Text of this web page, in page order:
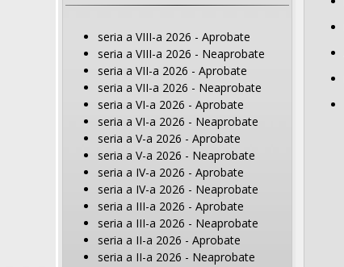
seria a VIII-a 2026 - Aprobate
seria a VIII-a 2026 - Neaprobate
seria a VII-a 2026 - Aprobate
seria a VII-a 2026 - Neaprobate
seria a VI-a 2026 - Aprobate
seria a VI-a 2026 - Neaprobate
seria a V-a 2026 - Aprobate
seria a V-a 2026 - Neaprobate
seria a IV-a 2026 - Aprobate
seria a IV-a 2026 - Neaprobate
seria a III-a 2026 - Aprobate
seria a III-a 2026 - Neaprobate
seria a II-a 2026 - Aprobate
seria a II-a 2026 - Neaprobate